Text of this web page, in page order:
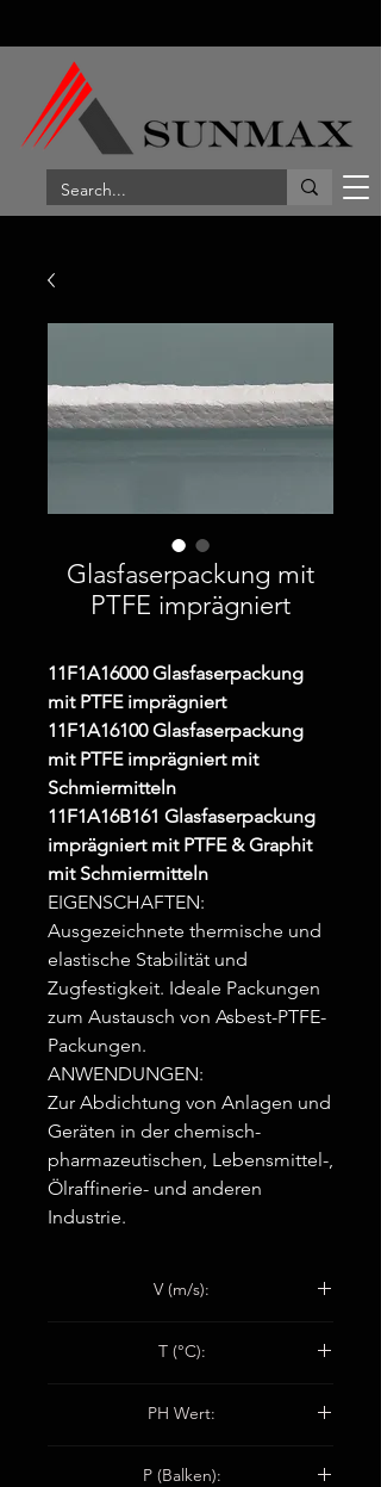
Glasfaserpackung mit
PTFE imprägniert
11F1A16000 Glasfaserpackung
mit PTFE imprägniert
11F1A16100 Glasfaserpackung
mit PTFE imprägniert mit
Schmiermitteln
11F1A16B161 Glasfaserpackung
imprägniert mit PTFE & Graphit
mit Schmiermitteln
EIGENSCHAFTEN:
Ausgezeichnete thermische und
elastische Stabilität und
Zugfestigkeit. Ideale Packungen
zum Austausch von Asbest-PTFE-
Packungen.
ANWENDUNGEN:
Zur Abdichtung von Anlagen und
Geräten in der chemisch-
pharmazeutischen, Lebensmittel-,
Ölraffinerie- und anderen
Industrie.
V (m/s):
Kreiselpumpen: 12
T (°C):
PH Wert:
P (Balken):